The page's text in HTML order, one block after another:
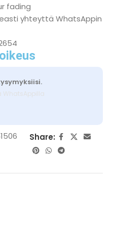
fading
yhteyttä WhatsAppin
WhatsAppilla
Share: